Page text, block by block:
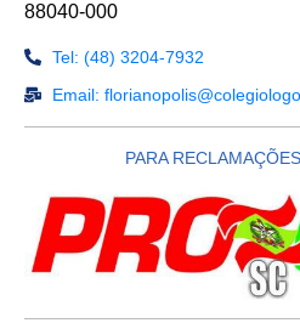
88040-000
Tel: (48) 3204-7932
Email:
PARA